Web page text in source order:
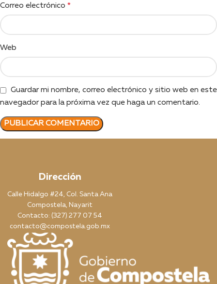
Correo electrónico *
Web
Guardar mi nombre, correo electrónico y sitio web en este
navegador para la próxima vez que haga un comentario.
Dirección
Calle Hidalgo #24, Col. Santa Ana
Compostela, Nayarit
Contacto: (327) 277 07 54
contacto@compostela.gob.mx